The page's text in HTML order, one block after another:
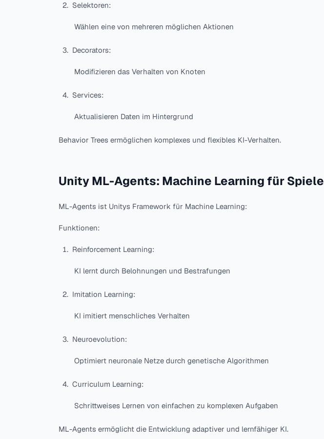
Selektoren:
Wählen eine von mehreren möglichen Aktionen
Decorators:
Modifizieren das Verhalten von Knoten
Services:
Aktualisieren Daten im Hintergrund
Behavior Trees ermöglichen komplexes und flexibles KI-Verhalten.
Unity ML-Agents: Machine Learning für Spiele
ML-Agents ist Unitys Framework für Machine Learning:
Funktionen:
Reinforcement Learning:
KI lernt durch Belohnungen und Bestrafungen
Imitation Learning:
KI imitiert menschliches Verhalten
Neuroevolution:
Optimiert neuronale Netze durch genetische Algorithmen
Curriculum Learning:
Schrittweises Lernen von einfachen zu komplexen Aufgaben
ML-Agents ermöglicht die Entwicklung adaptiver und lernfähiger KI.